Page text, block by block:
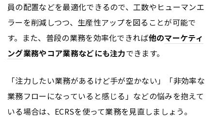
員の配置などを最適化できるので、工数やヒューマンエ
ラーを削減しつつ、生産性アップを図ることが可能で
す。また、普段の業務を効率化できれば他のマーケティ
ング業務やコア業務などにも注力できます。
「注力したい業務があるけど手が空かない」「非効率な
業務フローになっていると感じる」などの悩みを抱えて
いる場合は、ECRSを使って業務を見直しましょう。